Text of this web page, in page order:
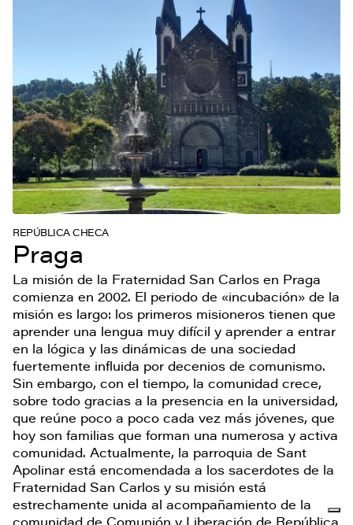
REPÚBLICA CHECA
Praga
La misión de la Fraternidad San Carlos en Praga
comienza en 2002. El periodo de «incubación» de la
misión es largo: los primeros misioneros tienen que
aprender una lengua muy difícil y aprender a entrar
en la lógica y las dinámicas de una sociedad
fuertemente influida por decenios de comunismo.
Sin embargo, con el tiempo, la comunidad crece,
sobre todo gracias a la presencia en la universidad,
que reúne poco a poco cada vez más jóvenes, que
hoy son familias que forman una numerosa y activa
comunidad. Actualmente, la parroquia de Sant
Apolinar está encomendada a los sacerdotes de la
Fraternidad San Carlos y su misión está
estrechamente unida al acompañamiento de la